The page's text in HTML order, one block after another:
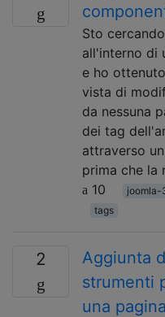
Sto
all'interno di
e ho
vista di
da nessuna
dei tag
attraverso
prima che la
10
joomla-
tags
2
Aggiunta
strumenti
una